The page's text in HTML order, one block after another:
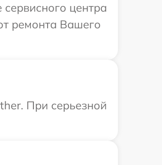
центра
ремонта Вашего
При серьезной